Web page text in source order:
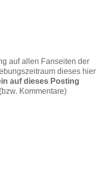
auf allen Fanseiten der
dieses hier
auf dieses Posting
(bzw. Kommentare)